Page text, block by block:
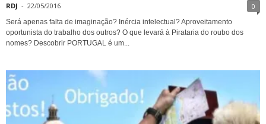
RDJ - 22/05/2016 0
Será apenas falta de imaginação? Inércia intelectual? Aproveitamento
oportunista do trabalho dos outros? O que levará à Pirataria do roubo dos
nomes? Descobrir PORTUGAL é um...